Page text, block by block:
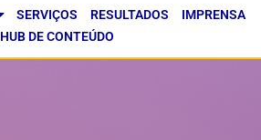
SERVIÇOS RESULTADOS
IMPRENSA
HUB DE CONTEÚDO